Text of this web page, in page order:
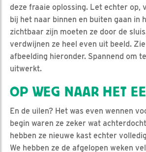
deze fraaie oplossing. Let echter op,
bij het naar binnen en buiten gaan in
zichtbaar zijn moeten ze door de
verdwijnen ze heel even uit beeld.
afbeelding hieronder. Spannend om
uitwerkt.
OP WEG NAAR HET
En de uilen? Het was even wennen
begin waren ze zeker wat
hebben ze nieuwe kast echter
We hebben ze de afgelopen weken